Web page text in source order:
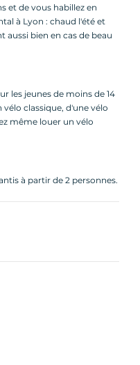
et de vous habillez en
à Lyon : chaud l'été et
aussi bien en cas de beau
les jeunes de moins de 14
classique, d'une vélo
même louer un vélo
à partir de 2 personnes.